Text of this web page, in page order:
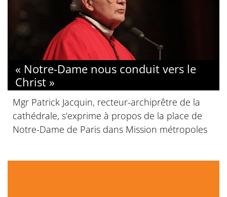
« Notre-Dame nous conduit vers le
Christ »
Mgr Patrick Jacquin, recteur-archiprêtre de la
cathédrale, s'exprime à propos de la place de
Notre-Dame de Paris dans Mission métropoles